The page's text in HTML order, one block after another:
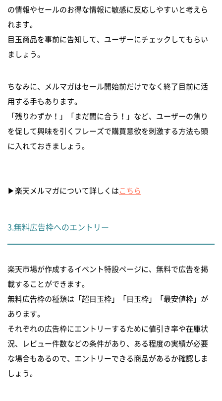
の情報やセールのお得な情報に敏感に反応しやすいと考えら
れます。
目玉商品を事前に告知して、ユーザーにチェックしてもらい
ましょう。
ちなみに、メルマガはセール開始前だけでなく終了目前に活
用する手もあります。
「残りわずか！」「まだ間に合う！」など、ユーザーの焦り
を促して興味を引くフレーズで購買意欲を刺激する方法も頭
に入れておきましょう。
▶︎楽天メルマガについて詳しくは こちら
3.無料広告枠へのエントリー
楽天市場が作成するイベント特設ページに、無料で広告を掲
載することができます。
無料広告枠の種類は「超目玉枠」「目玉枠」「最安値枠」が
あります。
それぞれの広告枠にエントリーするために値引き率や在庫状
況、レビュー件数などの条件があり、ある程度の実績が必要
な場合もあるので、エントリーできる商品があるか確認しま
しょう。